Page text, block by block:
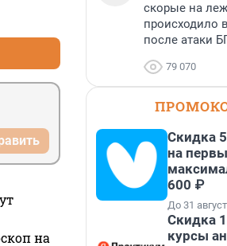
на
скорые на
происходило
после атаки
79 070
Скидка
на
600 ₽
До 31
Скидка
курсы